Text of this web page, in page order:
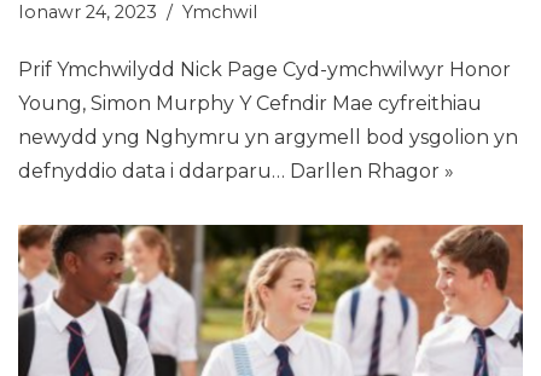
Ionawr 24, 2023 Ymchwil
Prif Ymchwilydd Nick Page Cyd-ymchwilwyr Honor
Young, Simon Murphy Y Cefndir Mae cyfreithiau
newydd yng Nghymru yn argymell bod ysgolion yn
defnyddio data i ddarparu… Darllen Rhagor »